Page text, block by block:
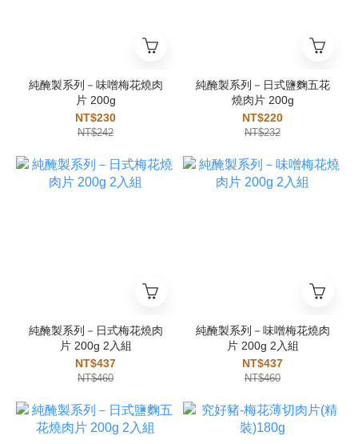
純醃製系列－味噌梅花燒肉
片 200g
NT$230
NT$242
純醃製系列－日式鹽麴五花
燒肉片 200g
NT$220
NT$232
純醃製系列－日式梅花燒肉
片 200g 2入組
NT$437
NT$460
純醃製系列－味噌梅花燒肉
片 200g 2入組
NT$437
NT$460